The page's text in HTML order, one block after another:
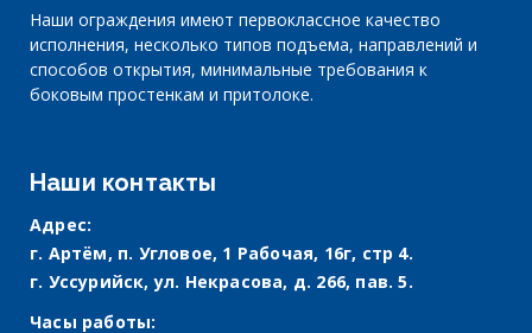
Наши ограждения имеют первоклассное качество
исполнения, несколько типов подъема, направлений и
способов открытия, минимальные требования к
боковым простенкам и притолоке.
Наши контакты
Адрес:
г. Артём, п. Угловое, 1 Рабочая, 16г, стр 4.
г. Уссурийск, ул. Некрасова, д. 266, пав. 5.
Часы работы: